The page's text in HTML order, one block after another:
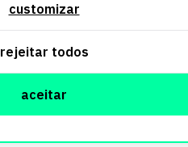
customizar
rejeitar todos
aceitar